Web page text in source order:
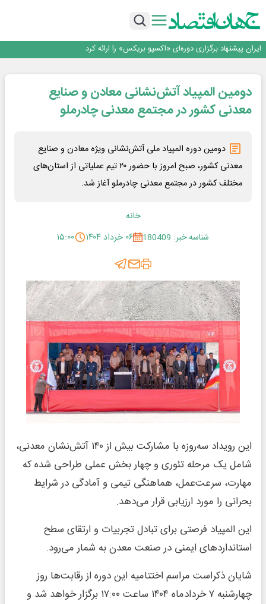
توسعه زنجیره صنعت مس با تکیه بر اکتشاف و مدل‌های نوین تأمین مالی
ایران پیشنهاد برگزاری دوره‌ای «اکسپو بریکس» را ارائه کرد
منطقه‌ای
روزنامه ۱۷ مرداد
توسعه زنجیره صنعت مس با تکیه بر اکتشاف و مدل‌های نوین تأمین مالی
فولاد غدیر نی‌ریز در جمع ۱۰ شرکت برتر بورس کالا
دومین المپیاد آتش‌نشانی معادن و صنایع
معدنی کشور در مجتمع معدنی چادرملو
دومین دوره المپیاد ملی آتش‌نشانی ویژه معادن و صنایع
معدنی کشور، صبح امروز با حضور ۲۰ تیم عملیاتی از استان‌های
مختلف کشور در مجتمع معدنی چادرملو آغاز شد.
خانه
شناسه خبر: 180409
۰۶ خرداد ۱۴۰۴ ۱۵:۰۰
این رویداد سه‌روزه با مشارکت بیش از ۱۴۰ آتش‌نشان معدنی،
شامل یک مرحله تئوری و چهار بخش عملی طراحی شده که
مهارت، سرعت‌عمل، هماهنگی تیمی و آمادگی در شرایط
بحرانی را مورد ارزیابی قرار می‌دهد.
این المپیاد فرصتی برای تبادل تجربیات و ارتقای سطح
استانداردهای ایمنی در صنعت معدن به شمار می‌رود.
شایان ذکراست مراسم اختتامیه این دوره از رقابت‌ها روز
چهارشنبه ۷ خردادماه ۱۴۰۴ ساعت ۱۷:۰۰ برگزار خواهد شد و